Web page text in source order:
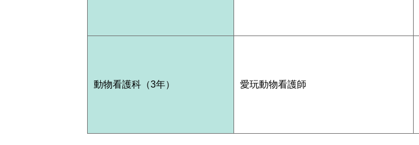
動物看護科（3年） 愛玩動物看護師